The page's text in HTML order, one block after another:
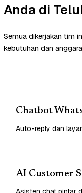
Anda di
Semua dikerjakan tim
kebutuhan dan
Chatbot
Auto-reply dan
AI Customer